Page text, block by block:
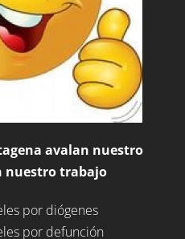
avalan nuestro
nuestro trabajo
por diógenes
por defunción